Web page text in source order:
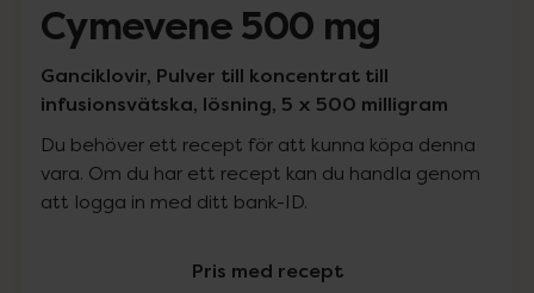
Cymevene 500 mg
Ganciklovir, Pulver till koncentrat till
infusionsvätska, lösning, 5 x 500 milligram
Du behöver ett recept för att kunna köpa denna
vara. Om du har ett recept kan du handla genom
att logga in med ditt bank-ID.
Pris med recept